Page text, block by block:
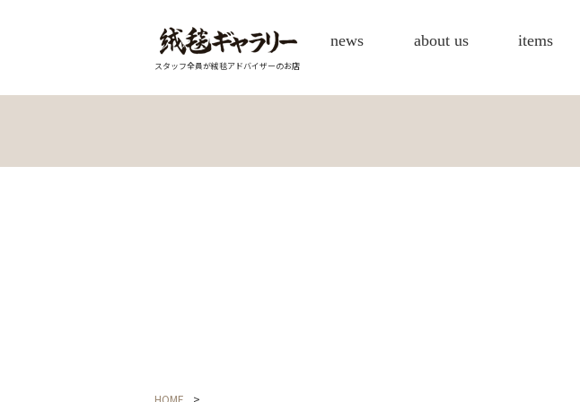
スタッフ全員が絨毯アドバイザーのお店
news about us items
HOME